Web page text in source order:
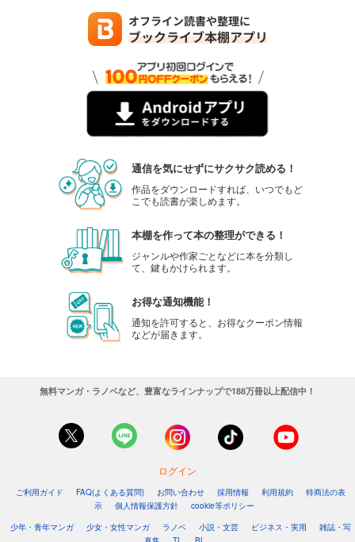
通信を気にせずにサクサク読める！
作品をダウンロードすれば、いつでもど
こでも読書が楽しめます。
本棚を作って本の整理ができる！
ジャンルや作家ごとなどに本を分類し
て、鍵もかけられます。
お得な通知機能！
通知を許可すると、お得なクーポン情報
などが届きます。
無料マンガ・ラノベなど、豊富なラインナップで188万冊以上配信中！
ログイン
ご利用ガイド FAQ(よくある質問) お問い合わせ 採用情報 利用規約
特商法の表
示
個人情報保護方針
cookie等ポリシー
少年・青年マンガ
少女・女性マンガ ラノベ 小説・文芸 ビジネス・実用
雑誌・写